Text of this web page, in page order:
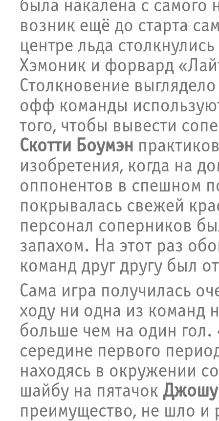
была накалена с самого
возник ещё до старта
центре льда
Хэмоник и форвард
Столкновение
офф команды
того, чтобы вывести
Скотти Боумэн
изобретения, когда на
оппонентов в спешном
покрывалась свежей
персонал соперников
запахом. На этот раз
команд друг другу был
Сама игра получилась
ходу ни одна из команд
больше чем на один гол.
середине первого
находясь в окружении
шайбу на пятачок Джошу
преимущество, не шло и